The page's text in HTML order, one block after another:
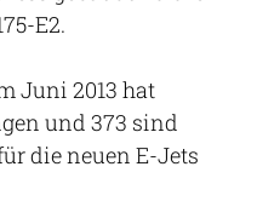
E2.
Juni 2013 hat
und 373 sind
die neuen E-Jets